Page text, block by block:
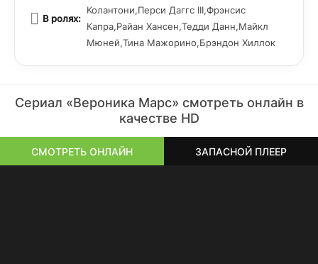
В ролях:
Колантони,Перси Даггс III,Фрэнсис
Капра,Райан Хансен,Тедди Данн,Майкл
Мюней,Тина Мажорино,Брэндон Хиллок
Сериал «Вероника Марс» смотреть онлайн в
качестве HD
СМОТРЕТЬ ОНЛАЙН ЗАПАСНОЙ ПЛЕЕР